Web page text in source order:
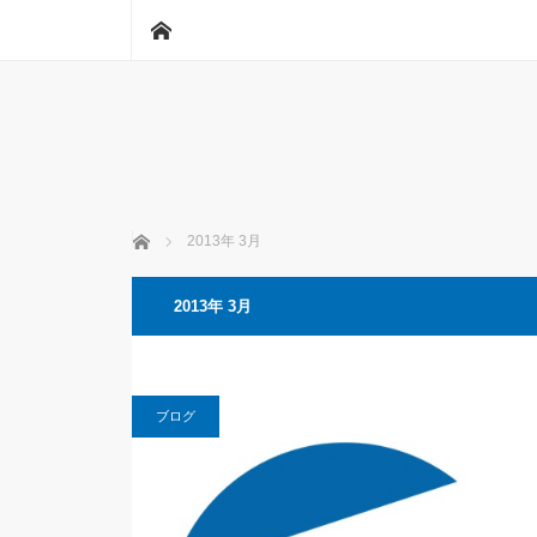
ホーム 2013年 3月
2013年 3月
ブログ